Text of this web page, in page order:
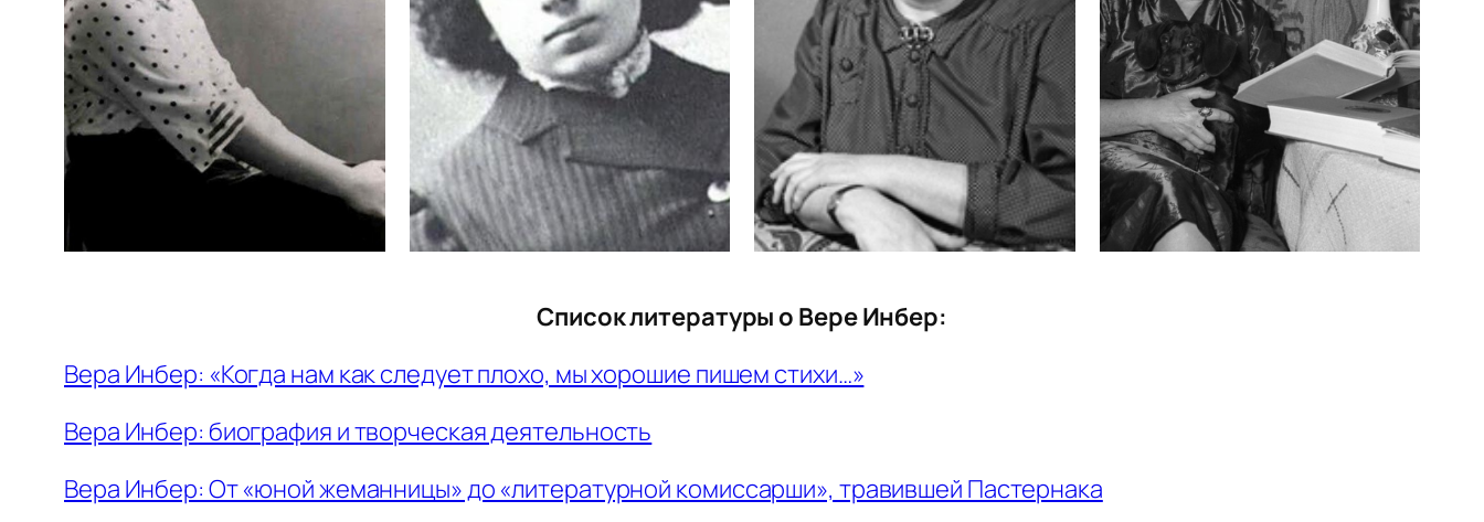
Список литературы о Вере Инбер:
Вера Инбер: «Когда нам как следует плохо, мы хорошие пишем стихи…»
Вера Инбер: биография и творческая деятельность
Вера Инбер: От «юной жеманницы» до «литературной комиссарши», травившей Пастернака